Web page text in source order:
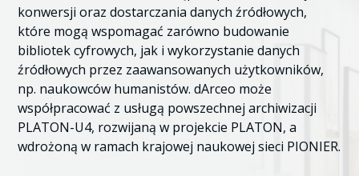
konwersji oraz dostarczania danych źródłowych,
które mogą wspomagać zarówno budowanie
bibliotek cyfrowych, jak i wykorzystanie danych
źródłowych przez zaawansowanych użytkowników,
np. naukowców humanistów. dArceo może
współpracować z usługą powszechnej archiwizacji
PLATON-U4, rozwijaną w projekcie PLATON, a
wdrożoną w ramach krajowej naukowej sieci PIONIER.